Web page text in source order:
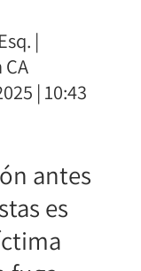
|
| 10:43
antes
es